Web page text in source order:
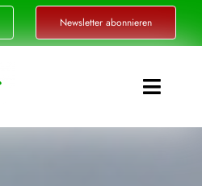
Newsletter abonnieren
Toggle